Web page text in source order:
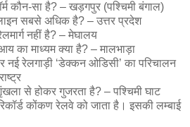
कौन-सा है? – खड़गपुर (पश्चिमी बंगाल)
सबसे अधिक है? – उत्तर प्रदेश
नहीं है? – मेघालय
का माध्यम क्या है? – मालभाड़ा
नई रेलगाड़ी ‘डेक्कन ओडिसी’ का परिचालन
से होकर गुजरता है? – पश्चिमी घाट
कोंकण रेलवे को जाता है। इसकी लम्बाई